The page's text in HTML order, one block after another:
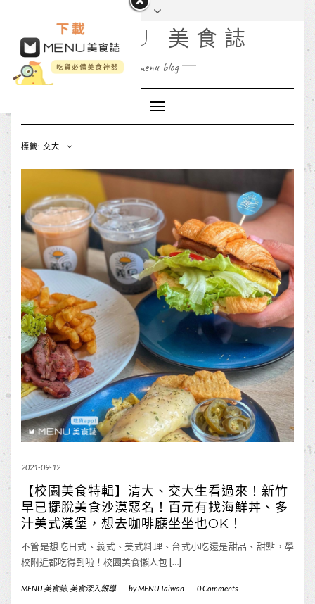
MENU 美食誌
menu blog
Toggle
Navigation
標籤: 交大
2021-09-12
【校園美食特輯】清大、交大生看過來！新竹
早已擺脫美食沙漠惡名！百元有找海鮮丼、多
汁美式漢堡，想去咖啡廳坐坐也OK！
不管是想吃日式、義式、美式料理、台式小吃還是甜品、甜點，學
校附近都吃得到啦！校園美食懶人包 […]
MENU 美食誌, 美食深入報導 - byMENU Taiwan - 0 Comments